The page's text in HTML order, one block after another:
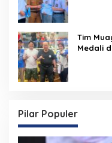
Tim
Medali
Pilar Populer